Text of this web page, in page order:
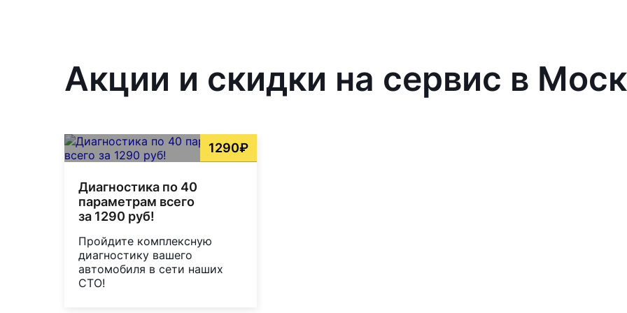
Акции и скидки на сервис в
1290₽
Диагностика по 40
параметрам всего
за 1290 руб!
Пройдите комплексную
диагностику вашего
автомобиля в сети наших
СТО!